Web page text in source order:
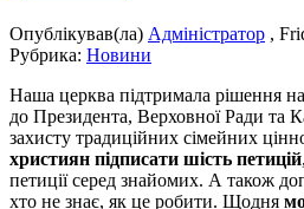
Опублікував(ла) Адміністратор ,
Рубрика: Новини
Наша церква підтримала рішення
до Президента, Верховної Ради та
захисту традиційних сімейних
християн підписати шість петицій
петиції серед знайомих. А також
хто не знає, як це робити. Щодня